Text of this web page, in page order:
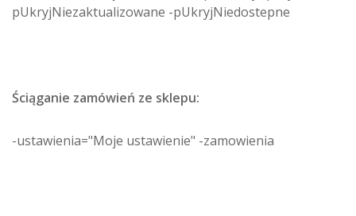
pUkryjNiezaktualizowane -pUkryjNiedostepne
Ściąganie zamówień ze sklepu:
-ustawienia="Moje ustawienie" -zamowienia